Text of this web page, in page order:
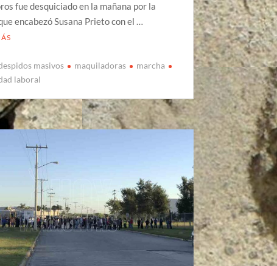
fue desquiciado en la mañana por la
encabezó Susana Prieto con el …
masivos maquiladoras
marcha
laboral